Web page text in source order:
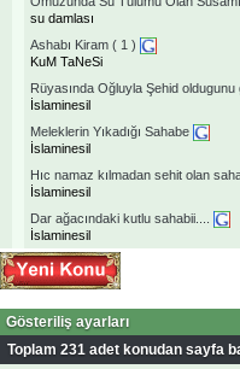
su damlası
Ashabı Kiram ( 1 )
KuM TaNeSi
Rüyasında Oğluyla Şehid oldugunu
İslaminesil
Meleklerin Yıkadığı Sahabe
İslaminesil
Hıc namaz kılmadan sehit olan
İslaminesil
Dar ağacındaki kutlu sahabii....
İslaminesil
Gösteriliş ayarları
Toplam 231 adet konudan sayfa